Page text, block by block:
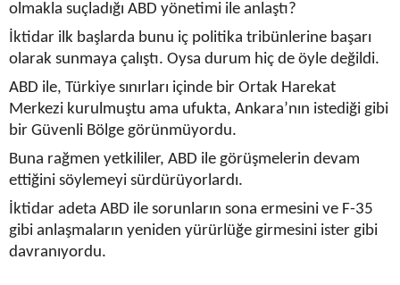
olmakla suçladığı ABD yönetimi ile anlaştı?
İktidar ilk başlarda bunu iç politika tribünlerine başarı
olarak sunmaya çalıştı. Oysa durum hiç de öyle değildi.
ABD ile, Türkiye sınırları içinde bir Ortak Harekat
Merkezi kurulmuştu ama ufukta, Ankara’nın istediği gibi
bir Güvenli Bölge görünmüyordu.
Buna rağmen yetkililer, ABD ile görüşmelerin devam
ettiğini söylemeyi sürdürüyorlardı.
İktidar adeta ABD ile sorunların sona ermesini ve F-35
gibi anlaşmaların yeniden yürürlüğe girmesini ister gibi
davranıyordu.